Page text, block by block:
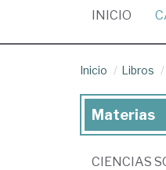
INICIO
Inicio Libros
Materias
CIENCIAS